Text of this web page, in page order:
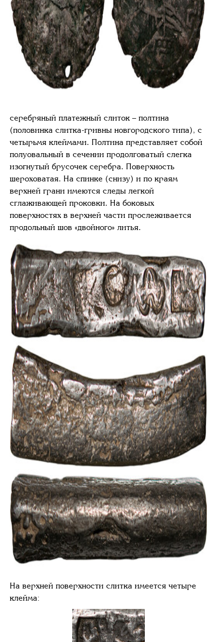
серебряный платежный слиток – полтина
(половинка слитка-гривны новгородского типа), с
четырьмя клеймами. Полтина представляет собой
полуовальный в сечении продолговатый слегка
изогнутый брусочек серебра. Поверхность
шероховатая. На спинке (снизу) и по краям
верхней грани имеются следы легкой
сглаживающей проковки. На боковых
поверхностях в верхней части прослеживается
продольный шов «двойного» литья.
На верхней поверхности слитка имеется четыре
клейма: